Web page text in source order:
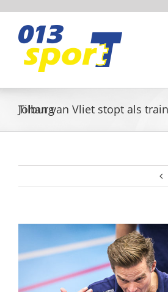
inhoud
Johan van Vliet stopt als trainer bij Volley Tilburg
afbeelding